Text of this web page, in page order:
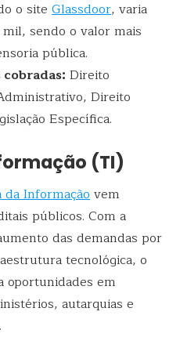
o siteGlassdoor, varia
sendo o valor mais
pública.
Direito
Direito
Específica.
(TI)
da Informaçãovem
públicos. Com a
das demandas por
tecnológica, o
oportunidades em
autarquias e